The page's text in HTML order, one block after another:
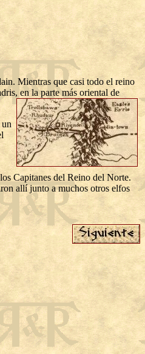
Mientras que casi todo el reino
en la parte más oriental de
Capitanes del Reino del Norte.
allí junto a muchos otros elfos